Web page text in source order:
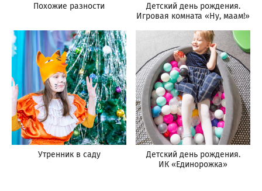
Похожие разности
Детский день рождения.
Игровая комната «Ну, маам!»
Утренник в саду
Детский день рождения.
ИК «Единорожка»